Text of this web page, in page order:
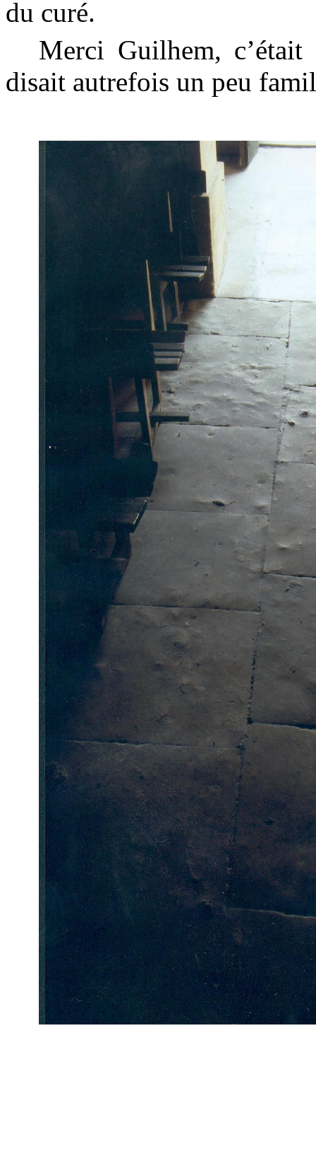
du curé.
Merci Guilhem, c’était
disait autrefois un peu